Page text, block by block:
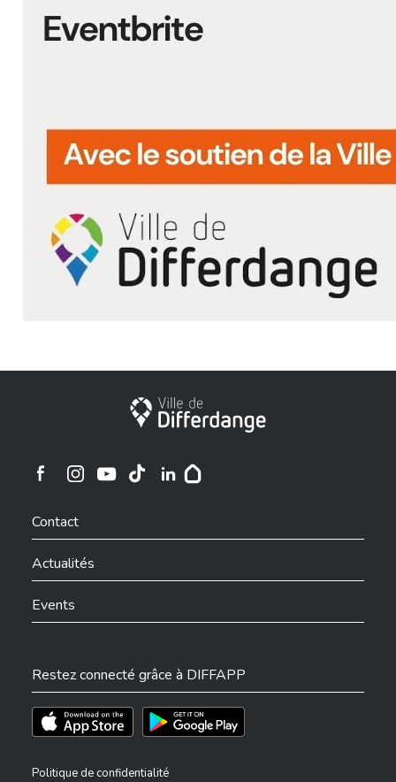
Ville de Differdange
Ville de Differdange sur Instagram
Contact
Actualités
Events
Restez connecté grâce à DIFFAPP
Téléchargez l'app sur l'App StoreTéléchargez l'app sur Play Store
Politique de confidentialité